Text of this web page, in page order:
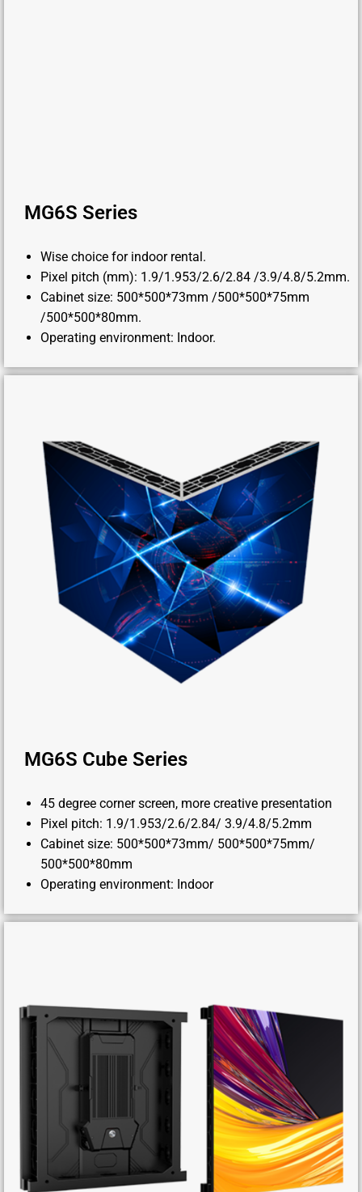
MG6S Series
Wise choice for indoor rental.
Pixel pitch (mm): 1.9/1.953/2.6/2.84 /3.9/4.8/5.2mm.
Cabinet size: 500*500*73mm /500*500*75mm
/500*500*80mm.
Operating environment: Indoor.
MG6S Cube Series
45 degree corner screen, more creative presentation
Pixel pitch: 1.9/1.953/2.6/2.84/ 3.9/4.8/5.2mm
Cabinet size: 500*500*73mm/ 500*500*75mm/
500*500*80mm
Operating environment: Indoor